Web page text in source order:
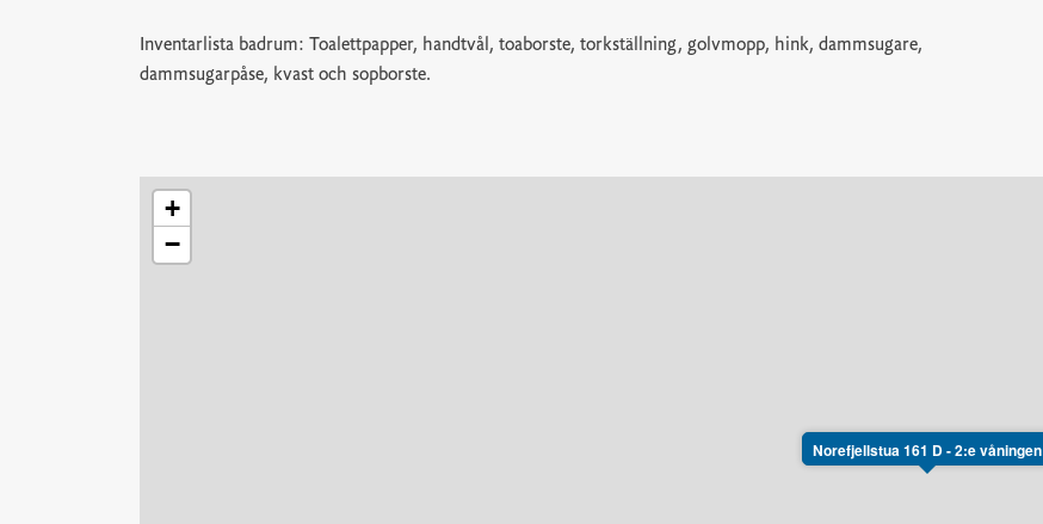
Inventarlista badrum: Toalettpapper, handtvål, toaborste, torkställning, golvmopp, hink, dammsugare,
dammsugarpåse, kvast och sopborste.
Norefjellstua 161 D - 2:e våningen
+
−